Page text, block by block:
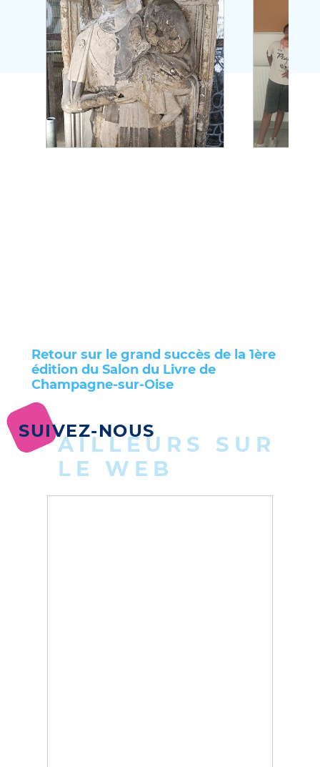
Retour sur le grand succès de la 1ère
édition du Salon du Livre de
Champagne-sur-Oise
SUIVEZ-NOUS
AILLEURS SUR
LE WEB